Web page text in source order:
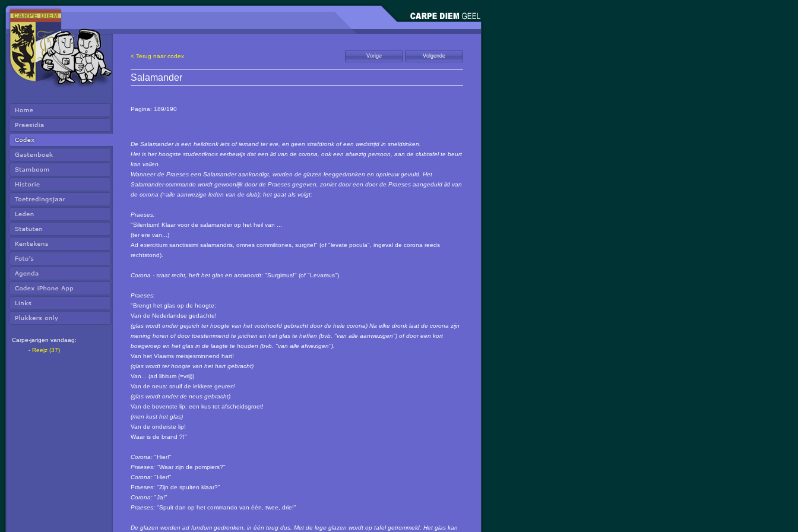
Carpe-jarigen vandaag:
- Reejz (37)
< Terug naar codex
Salamander
Pagina: 189/190
De Salamander is een heildronk iets of iemand ter ere, en geen strafdronk of een wedstrijd in sneldrinken.
Het is het hoogste studentikoos eerbewijs dat een lid van de corona, ook een afwezig persoon, aan de clubtafel te beurt
kan vallen.
Wanneer de Praeses een Salamander aankondigt, worden de glazen leeggedronken en opnieuw gevuld. Het
Salamander-commando wordt gewoonlijk door de Praeses gegeven, zoniet door een door de Praeses aangeduid lid van
de corona (=alle aanwezige leden van de club); het gaat als volgt:
Praeses:
"Silentium! Klaar voor de salamander op het heil van ...
(ter ere van...)
Ad exercitium sanctissimi salamandris, omnes commilitones, surgite!" (of "levate pocula", ingeval de corona reeds
rechtstond).
Corona - staat recht, heft het glas en antwoordt: "Surgimus!" (of "Levamus").
Praeses:
"Brengt het glas op de hoogte:
Van de Nederlandse gedachte!
(glas wordt onder gejuich ter hoogte van het voorhoofd gebracht door de hele corona) Na elke dronk laat de corona zijn
mening horen of door toestemmend te juichen en het glas te heffen (bvb. "van alle aanwezigen") of door een kort
boegeroep en het glas in de laagte te houden (bvb. "van alle afwezigen").
Van het Vlaams meisjesminnend hart!
(glas wordt ter hoogte van het hart gebracht)
Van... (ad libitum (=vrij))
Van de neus: snuif de lekkere geuren!
(glas wordt onder de neus gebracht)
Van de bovenste lip: een kus tot afscheidsgroet!
(men kust het glas)
Van de onderste lip!
Waar is de brand ?!"
Corona: "Hier!"
Praeses: "Waar zijn de pompiers?"
Corona: "Hier!"
Praeses: "Zijn de spuiten klaar?"
Corona: "Ja!"
Praeses: "Spuit dan op het commando van één, twee, drie!"
De glazen worden ad fundum gedronken, in één teug dus. Met de lege glazen wordt op tafel getrommeld. Het glas kan